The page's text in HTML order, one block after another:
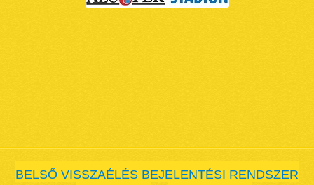
BELSŐ VISSZAÉLÉS BEJELENTÉSI RENDSZER